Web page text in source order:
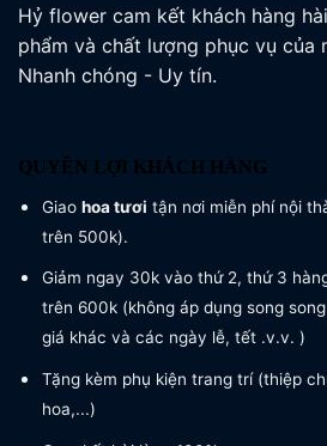
Hỷ flower cam kết khách hàng
phẩm và chất lượng phục vụ của
Nhanh chóng - Uy tín.
QUYỀN LỢI KHÁCH HÀNG
Giao hoa tươi tận nơi miễn phí nội
trên 500k).
Giảm ngay 30k vào thứ 2, thứ 3
trên 600k (không áp dụng song
giá khác và các ngày lễ, tết .v.v. )
Tặng kèm phụ kiện trang trí (thiệp
hoa,...)